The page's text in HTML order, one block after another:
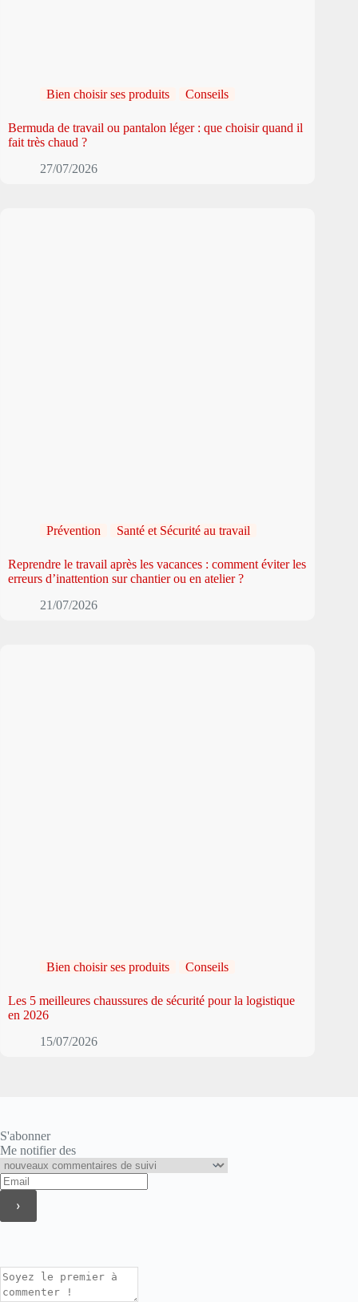
Bien choisir ses produits Conseils
Bermuda de travail ou pantalon léger : que choisir quand il
fait très chaud ?
27/07/2026
Prévention Santé et Sécurité au travail
Reprendre le travail après les vacances : comment éviter les
erreurs d’inattention sur chantier ou en atelier ?
21/07/2026
Bien choisir ses produits Conseils
Les 5 meilleures chaussures de sécurité pour la logistique
en 2026
15/07/2026
S'abonner
Me notifier des